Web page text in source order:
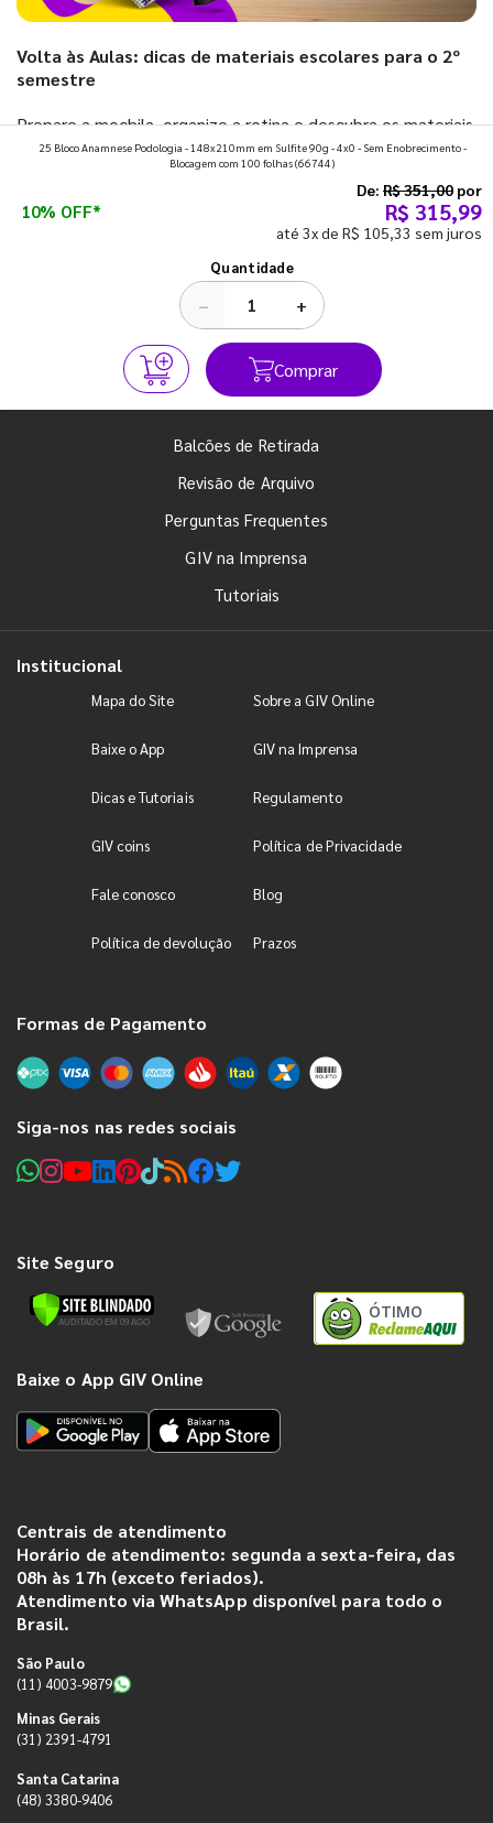
Volta às Aulas: dicas de materiais escolares para o 2º
semestre
Prepare a mochila, organize a rotina e descubra os materiais
que fazem toda diferença para começar o segundo
25 Bloco Anamnese Podologia - 148x210mm em Sulfite 90g - 4x0 - Sem Enobrecimento -
Blocagem com 100 folhas(66744)
10% OFF*
De: R$ 351,00 por
R$ 315,99
até 3x de R$ 105,33 sem juros
Quantidade
− +
Comprar
Balcões de Retirada
Revisão de Arquivo
Perguntas Frequentes
GIV na Imprensa
Tutoriais
Institucional
Mapa do Site Sobre a GIV Online
Baixe o App GIV na Imprensa
Dicas e Tutoriais Regulamento
GIV coins Política de Privacidade
Fale conosco Blog
Política de devolução Prazos
Formas de Pagamento
Siga-nos nas redes sociais
Site Seguro
ÓTIMO
Baixe o App GIV Online
Centrais de atendimento
Horário de atendimento: segunda a sexta-feira, das
08h às 17h (exceto feriados).
Atendimento via WhatsApp disponível para todo o
Brasil.
São Paulo
(11) 4003-9879
Minas Gerais
(31) 2391-4791
Santa Catarina
(48) 3380-9406